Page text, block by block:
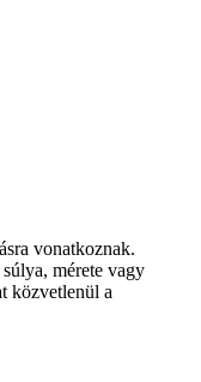
vonatkoznak.
mérete vagy
közvetlenül a